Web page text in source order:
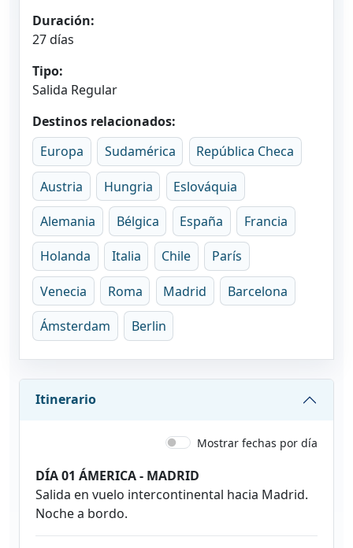
Duración:
27 días
Tipo:
Salida Regular
Destinos relacionados:
Europa
Sudamérica República Checa
Austria Hungria Eslováquia
Alemania Bélgica España Francia
Holanda Italia Chile París
Venecia Roma Madrid Barcelona
Ámsterdam Berlin
Itinerario
Mostrar fechas por día
DÍA 01 ÁMERICA - MADRID
Salida en vuelo intercontinental hacia Madrid.
Noche a bordo.